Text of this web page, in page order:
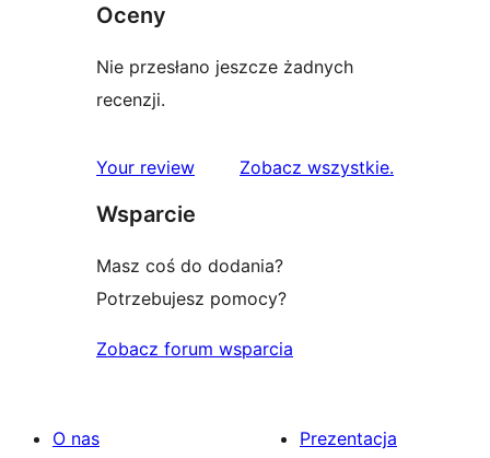
Oceny
Nie przesłano jeszcze żadnych
recenzji.
Your review Zobacz wszystkierecenzje
.
Wsparcie
Masz coś do dodania?
Potrzebujesz pomocy?
Zobacz forum wsparcia
O nas
Prezentacja